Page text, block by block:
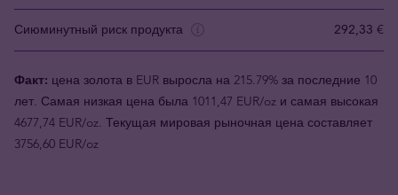
Сиюминутный риск продукта 292,33 €
Факт: цена золота в EUR выросла на 215.79% за последние 10
лет. Самая низкая цена была 1011,47 EUR/oz и самая высокая
4677,74 EUR/oz. Текущая мировая рыночная цена составляет
3756,60 EUR/oz